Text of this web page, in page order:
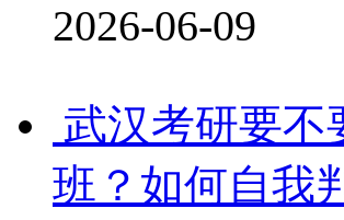
2026-06-09
武汉考研要不
班？如何自我